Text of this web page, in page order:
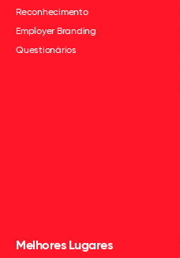
Reconhecimento
Employer Branding
Questionários
Melhores Lugares